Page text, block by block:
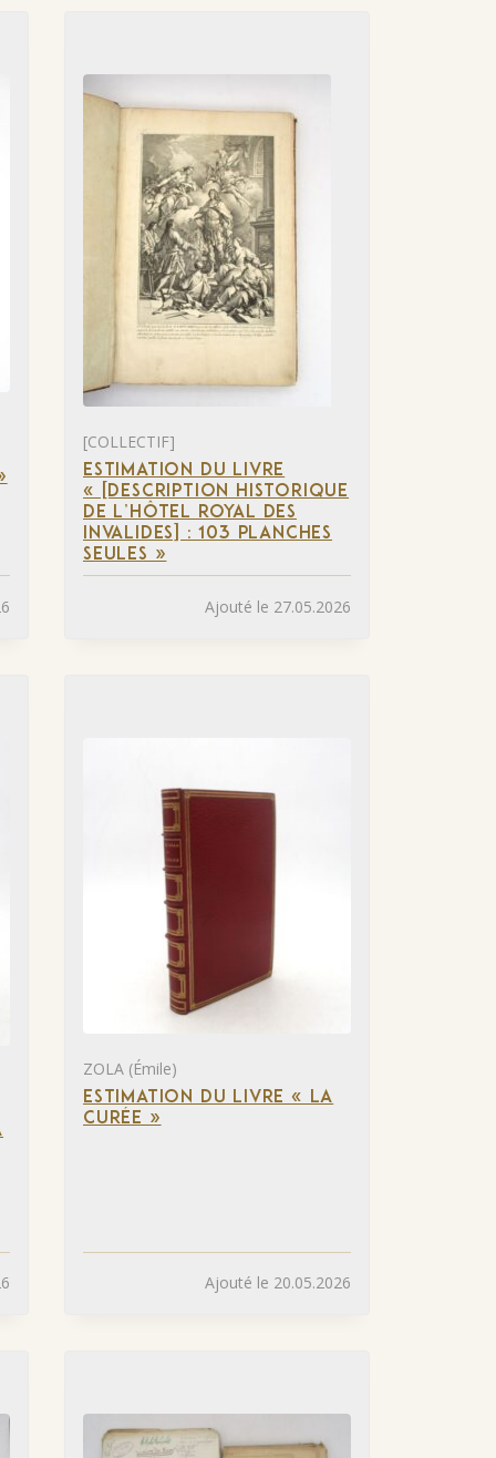
[COLLECTIF]
ESTIMATION DU LIVRE
« [DESCRIPTION HISTORIQUE
DE L’HÔTEL ROYAL DES
INVALIDES] : 103 PLANCHES
SEULES »
Ajouté le 27.05.2026
ZOLA (Émile)
ESTIMATION DU LIVRE « LA
CURÉE »
Ajouté le 20.05.2026